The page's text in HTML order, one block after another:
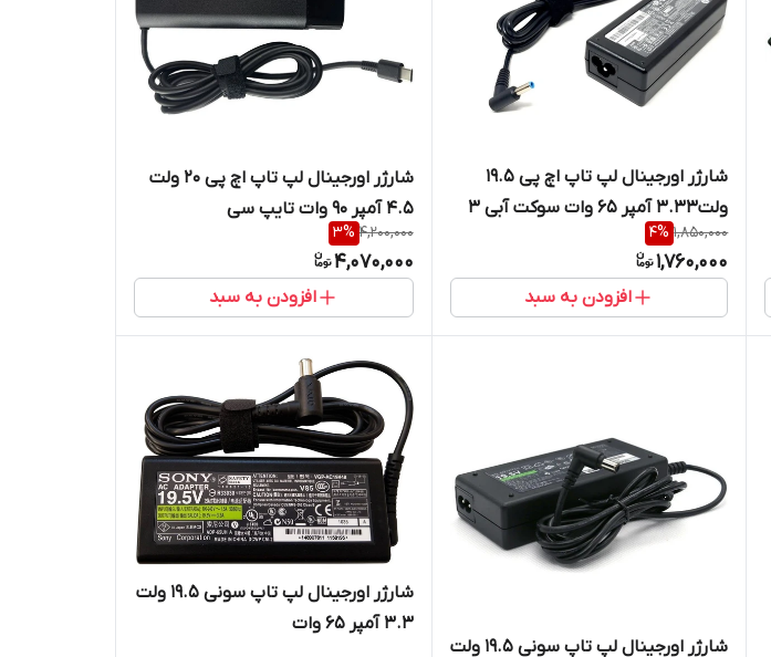
شارژر اورجینال لپ تاپ اچ پی 19.5
ولت3.33 آمپر 65 وات سوکت آبی 3
میلی متر در 4.5 میلی متر
1,850,000
4%
1,760,000
افزودن به سبد
شارژر اورجینال لپ تاپ اچ پی 20 ولت
4.5 آمپر 90 وات تایپ سی
4,200,000
3%
4,070,000
افزودن به سبد
شارژر اورجینال لپ تاپ سونی 19.5 ولت
شارژر اورجینال لپ تاپ سونی 19.5 ولت
3.3 آمپر 65 وات